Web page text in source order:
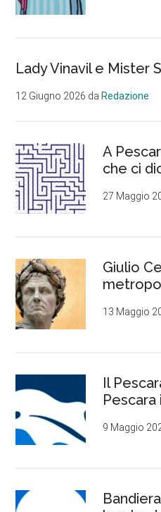
Ensemble
Lady Vinavil e Mister
12 Giugno 2026 daRedazione
A
che ci
27 Maggio
Giulio
13 Maggio
Il
Pescara
9 Maggio